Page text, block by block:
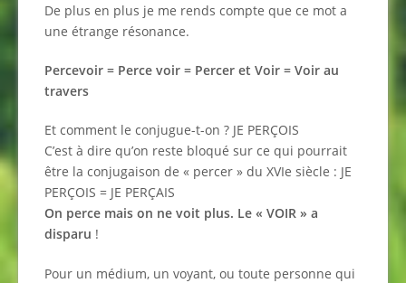
De plus en plus je me rends compte que ce mot a
une étrange résonance.
Percevoir = Perce voir = Percer et Voir = Voir au
travers
Et comment le conjugue-t-on ? JE PERÇOIS
C’est à dire qu’on reste bloqué sur ce qui pourrait
être la conjugaison de « percer » du XVIe siècle : JE
PERÇOIS = JE PERÇAIS
On perce mais on ne voit plus. Le « VOIR » a
disparu !
Pour un médium, un voyant, ou toute personne qui